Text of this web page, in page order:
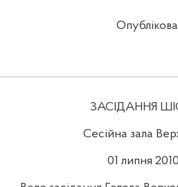
ЗАСІДАННЯ
Сесійна зала
01 липня